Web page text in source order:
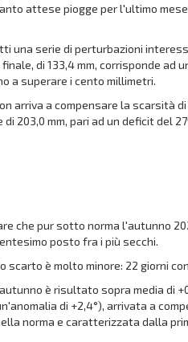
attese piogge per l'ultimo
una serie di perturbazioni
di 133,4 mm, corrisponde
a superare i cento millimetri.
arriva a compensare la scarsità
203,0 mm, pari ad un deficit del
che pur sotto norma l'autunno
posto fra i più secchi.
scarto è molto minore: 22 giorni
è risultato sopra media di
di +2,4°), arrivata a
norma e caratterizzata dalla